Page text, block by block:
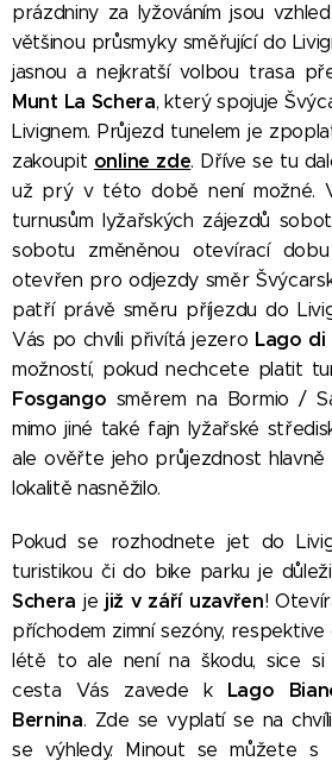
prázdniny za lyžováním jsou
většinou průsmyky směřující do
jasnou a nejkratší volbou trasa
Munt La Schera, který spojuje
Livignem. Průjezd tunelem je
zakoupit online zde. Dříve se tu
už prý v této době není možné.
turnusům lyžařských zájezdů
sobotu změněnou otevírací dobu
otevřen pro odjezdy směr
patří právě směru příjezdu do
Vás po chvíli přivítá jezero Lago di
možností, pokud nechcete platit
Fosgango směrem na Bormio /
mimo jiné také fajn lyžařské
ale ověřte jeho průjezdnost
lokalitě nasněžilo.
Pokud se rozhodnete jet do
turistikou či do bike parku je
Schera je již v září uzavřen!
příchodem zimní sezóny,
létě to ale není na škodu, sice si
cesta Vás zavede k Lago
Bernina. Zde se vyplatí se na
se výhledy. Minout se můžete s